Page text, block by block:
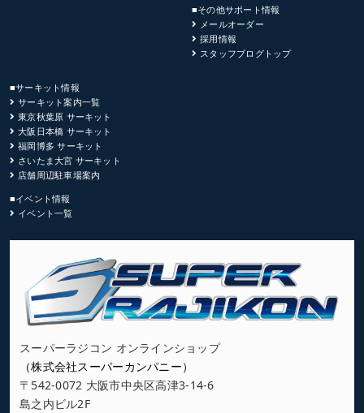
■その他サポート情報
メールオーダー
採用情報
スタッフブログトップ
■サーキット情報
サーキット案内一覧
東京秋葉原 サーキット
大阪日本橋 サーキット
福岡博多 サーキット
さいたま大宮 サーキット
店舗周辺駐車場案内
■イベント情報
イベント一覧
スーパーラジコン オンラインショップ
（株式会社スーパーカンパニー）
〒542-0072 大阪市中央区高津3-14-6
島之内ビル2F